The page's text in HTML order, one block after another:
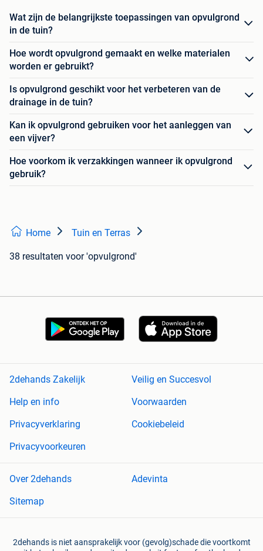
Wat zijn de belangrijkste toepassingen van opvulgrond
in de tuin?
Hoe wordt opvulgrond gemaakt en welke materialen
worden er gebruikt?
Is opvulgrond geschikt voor het verbeteren van de
drainage in de tuin?
Kan ik opvulgrond gebruiken voor het aanleggen van
een vijver?
Hoe voorkom ik verzakkingen wanneer ik opvulgrond
gebruik?
Home Tuin en Terras
38 resultaten voor 'opvulgrond'
2dehands Zakelijk
Veilig en Succesvol
Help en info
Voorwaarden
Privacyverklaring
Cookiebeleid
Privacyvoorkeuren
Over 2dehands
Adevinta
Sitemap
2dehands is niet aansprakelijk voor (gevolg)schade die voortkomt